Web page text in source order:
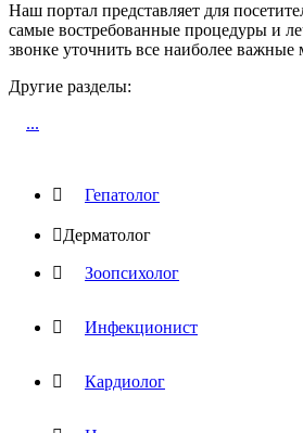
Наш портал представляет для
самые востребованные процедуры и
звонке уточнить все наиболее
Другие разделы:
...
 Гепатолог
Дерматолог
 Зоопсихолог
 Инфекционист
 Кардиолог